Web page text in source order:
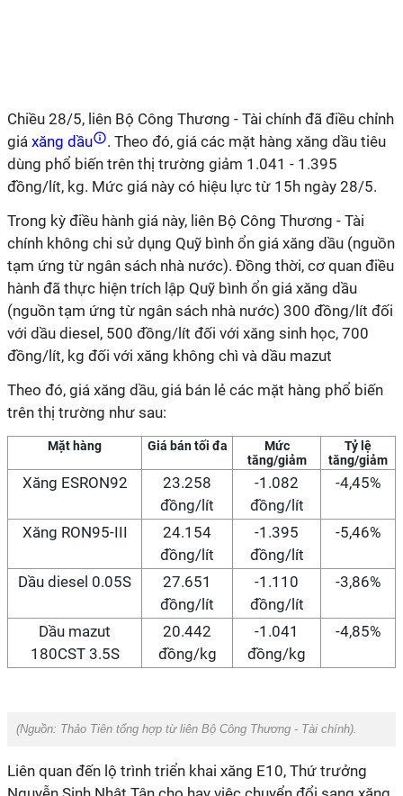
Chiều 28/5, liên Bộ Công Thương - Tài chính đã điều chỉnh
giá xăng dầu
. Theo đó, giá các mặt hàng xăng dầu tiêu
dùng phổ biến trên thị trường giảm 1.041 - 1.395
đồng/lít, kg. Mức giá này có hiệu lực từ 15h ngày 28/5.
Trong kỳ điều hành giá này, liên Bộ Công Thương - Tài
chính không chi sử dụng Quỹ bình ổn giá xăng dầu (nguồn
tạm ứng từ ngân sách nhà nước). Đồng thời, cơ quan điều
hành đã thực hiện trích lập Quỹ bình ổn giá xăng dầu
(nguồn tạm ứng từ ngân sách nhà nước) 300 đồng/lít đối
với dầu diesel, 500 đồng/lít đối với xăng sinh học, 700
đồng/lít, kg đối với xăng không chì và dầu mazut
Theo đó, giá xăng dầu, giá bán lẻ các mặt hàng phổ biến
trên thị trường như sau:
Mặt hàng Giá bán tối đa
Mức
tăng/giảm
Tỷ lệ
tăng/giảm
Xăng ESRON92
23.258
đồng/lít
-1.082
đồng/lít
-4,45%
Xăng RON95-III
24.154
đồng/lít
-1.395
đồng/lít
-5,46%
Dầu diesel 0.05S
27.651
đồng/lít
-1.110
đồng/lít
-3,86%
Dầu mazut
180CST 3.5S
20.442
đồng/kg
-1.041
đồng/kg
-4,85%
(Nguồn: Thảo Tiên tổng hợp từ liên Bộ Công Thương - Tài chính).
Liên quan đến lộ trình triển khai xăng E10, Thứ trưởng